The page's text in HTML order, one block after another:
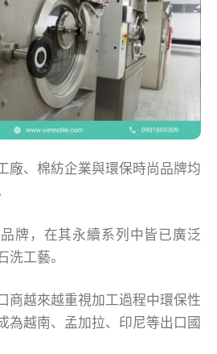
廠、棉紡企業與環保時尚品牌均
牌，在其永續系列中皆已廣泛
工藝。
商越來越重視加工過程中環保性
為越南、孟加拉、印尼等出口國